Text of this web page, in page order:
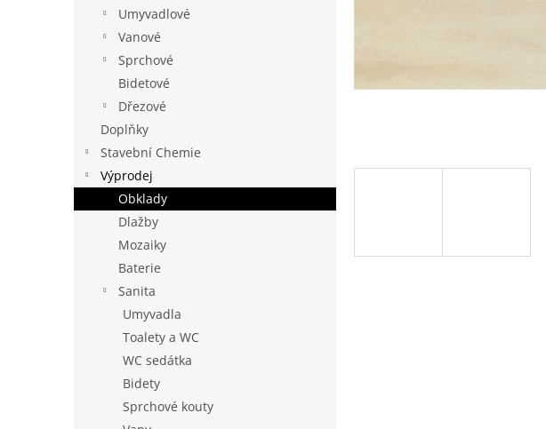
Umyvadlové
Vanové
Sprchové
Bidetové
Dřezové
Doplňky
Stavební Chemie
Výprodej
Obklady
Dlažby
Mozaiky
Baterie
Sanita
Umyvadla
Toalety a WC
WC sedátka
Bidety
Sprchové kouty